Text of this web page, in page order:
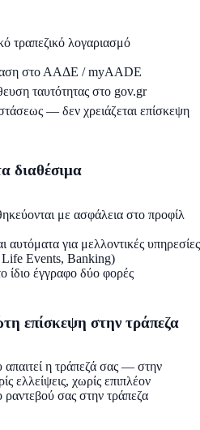
τραπεζικό λογαριασμό
στο ΑΑΔΕ / myAADE
ταυτότητας στο gov.gr
— δεν χρειάζεται επίσκεψη
διαθέσιμα
με ασφάλεια στο προφίλ
αυτόματα για μελλοντικές υπηρεσίες
Events, Banking)
ίδιο έγγραφο δύο φορές
επίσκεψη στην τράπεζα
η τράπεζά σας — στην
ελλείψεις, χωρίς επιπλέον
ραντεβού σας στην τράπεζα